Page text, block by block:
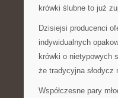
krówki ślubne to już
Dzisiejsi producenci
indywidualnych
krówki o nietypowych
że tradycyjna
Współczesne pary